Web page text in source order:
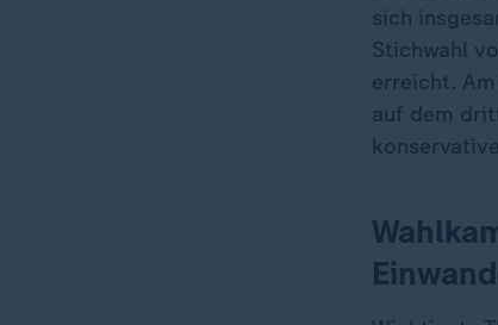
sich
Stichwahl
erreicht.
auf dem